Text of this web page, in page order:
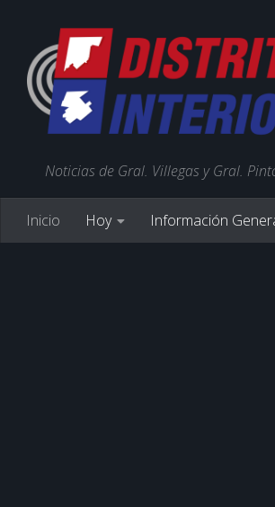
Noticias de Gral. Villegas y Gral.
Inicio Hoy Información